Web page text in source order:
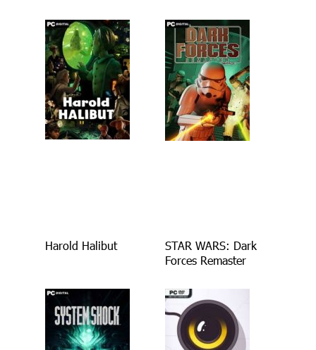
Harold Halibut
STAR WARS: Dark
Forces Remaster